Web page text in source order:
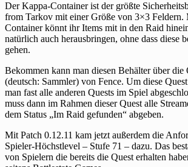
Der Kappa-Container ist der größte
from Tarkov mit einer Größe von 3×3 Feldern.
Container könnt ihr Items mit in den Raid
natürlich auch herausbringen, ohne dass diese
gehen.
Bekommen kann man diesen Behälter über die
(deutsch: Sammler) von Fence. Um diese
man fast alle anderen Quests im Spiel
muss dann im Rahmen dieser Quest alle
dem Status „Im Raid gefunden“ abgeben.
Mit Patch 0.12.11 kam jetzt außerdem die
Spieler-Höchstlevel – Stufe 71 – dazu. Das
von Spielern die bereits die Quest erhalten